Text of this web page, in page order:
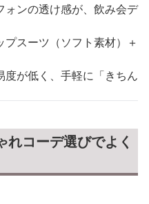
ンの透け感が、飲み会デ
プスーツ（ソフト素材）＋
が低く、手軽に「きちん
コーデ選びでよく